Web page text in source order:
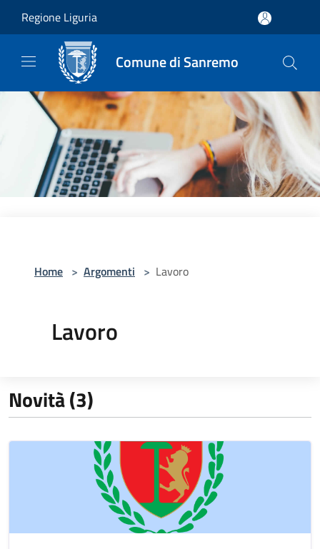
Regione Liguria
Comune di Sanremo
Home > Argomenti > Lavoro
Lavoro
Novità (3)